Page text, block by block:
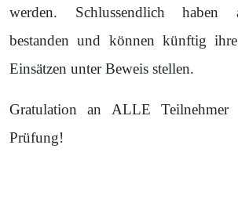
werden. Schlussendlich haben
bestanden und können künftig
Einsätzen unter Beweis stellen.
Gratulation an ALLE Teilnehmer
Prüfung!